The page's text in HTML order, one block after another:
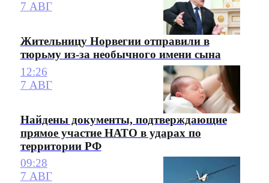
7 АВГ
Жительницу Норвегии отправили в
тюрьму из-за необычного имени сына
12:26
7 АВГ
Найдены документы, подтверждающие
прямое участие НАТО в ударах по
территории РФ
09:28
7 АВГ